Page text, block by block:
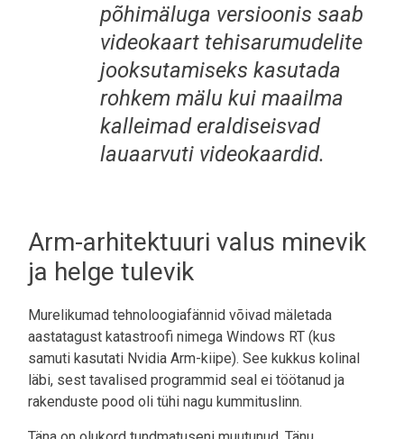
põhimäluga versioonis saab
videokaart tehisarumudelite
jooksutamiseks kasutada
rohkem mälu kui maailma
kalleimad eraldiseisvad
lauaarvuti videokaardid.
Arm-arhitektuuri valus minevik
ja helge tulevik
Murelikumad tehnoloogiafännid võivad mäletada
aastatagust katastroofi nimega Windows RT (kus
samuti kasutati Nvidia Arm-kiipe). See kukkus kolinal
läbi, sest tavalised programmid seal ei töötanud ja
rakenduste pood oli tühi nagu kummituslinn.